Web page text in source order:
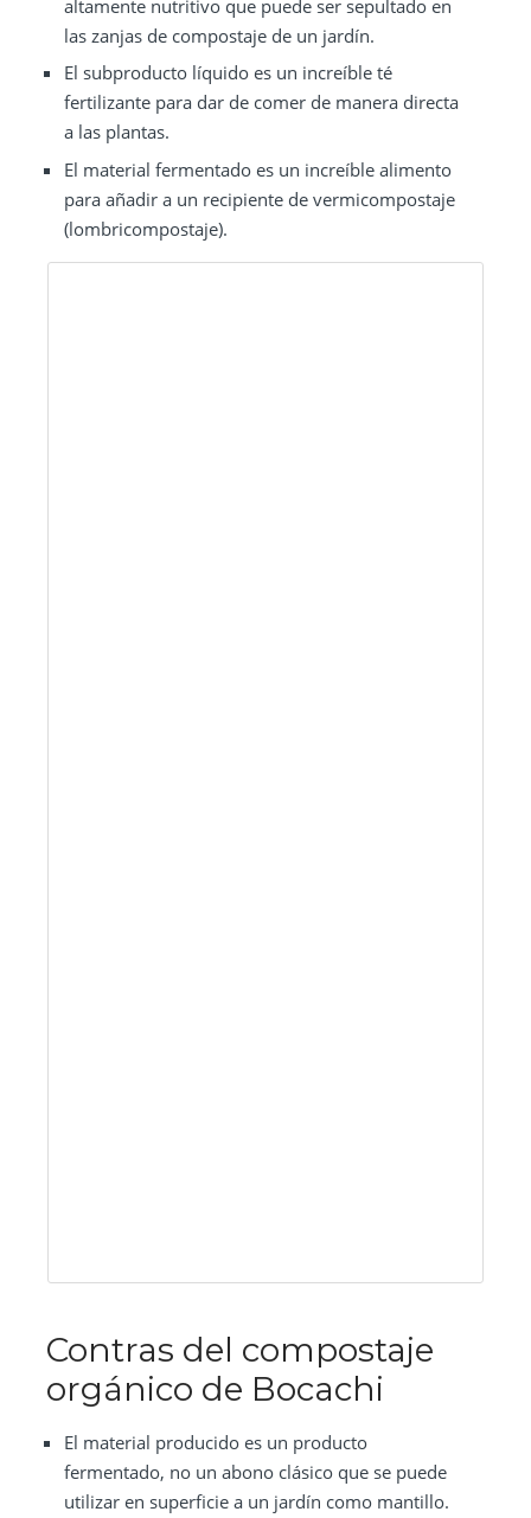
altamente nutritivo que puede ser sepultado en
las zanjas de compostaje de un jardín.
El subproducto líquido es un increíble té
fertilizante para dar de comer de manera directa
a las plantas.
El material fermentado es un increíble alimento
para añadir a un recipiente de vermicompostaje
(lombricompostaje).
Contras del compostaje
orgánico de Bocachi
El material producido es un producto
fermentado, no un abono clásico que se puede
utilizar en superficie a un jardín como mantillo.